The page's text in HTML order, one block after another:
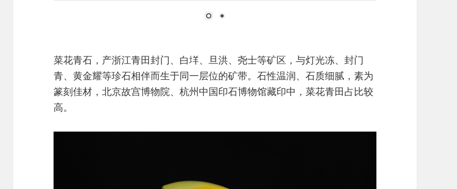
菜花青石，产浙江青田封门、白垟、旦洪、尧士等矿区，与灯光冻、封门
青、黄金耀等珍石相伴而生于同一层位的矿带。石性温润、石质细腻，素为
篆刻佳材，北京故宫博物院、杭州中国印石博物馆藏印中，菜花青田占比较
高。